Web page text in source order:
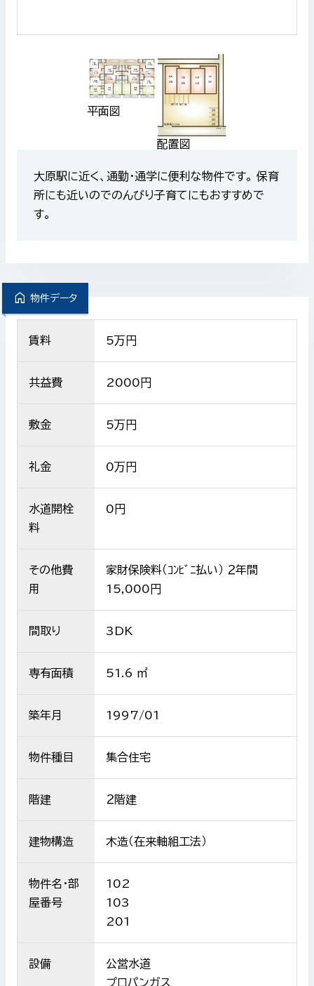
平面図
配置図
大原駅に近く、通勤・通学に便利な物件です。 保育
所にも近いのでのんびり子育てにもおすすめで
す。
home 物件データ
賃料 5万円
共益費 2000 円
敷金 5万円
礼金 0万円
水道開栓
料
0円
その他費
用
家財保険料（ｺﾝﾋﾞﾆ払い） ２年間
15,000円
間取り 3DK
専有面積 51.6 ㎡
築年月 1997/01
物件種目 集合住宅
階建 ２階建
建物構造 木造（在来軸組工法）
物件名・部
屋番号
102
103
201
設備
公営水道
プロパンガス